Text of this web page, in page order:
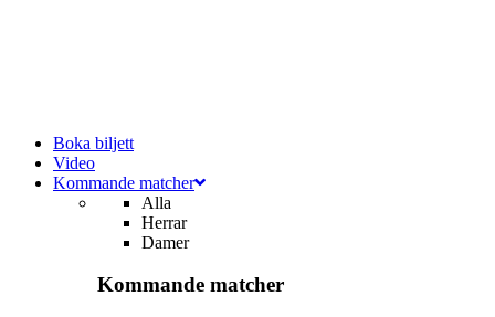
Boka biljett
Video
Kommande matcher
Alla
Herrar
Damer
Kommande matcher